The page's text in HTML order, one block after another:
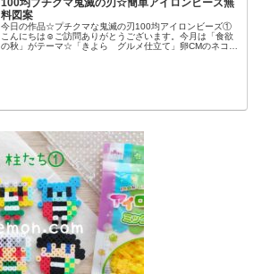
料図案
今日の作品☆プチクマな鬼滅の刃100均アイロンビーズ①
こんにちは☺ご訪問ありがとうございます。今月は「食欲
の秋」がテーマ☆「きよら グルメ仕立て」卵CMのネコの